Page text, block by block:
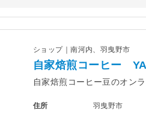
ショップ｜南河内、羽曳野市
自家焙煎コーヒー
自家焙煎コーヒー豆のオン
住所 羽曳野市